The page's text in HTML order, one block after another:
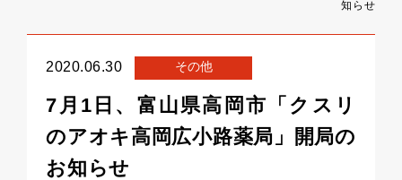
知らせ
2020.06.30 その他
7月1日、富山県高岡市「クスリ
のアオキ高岡広小路薬局」開局の
お知らせ